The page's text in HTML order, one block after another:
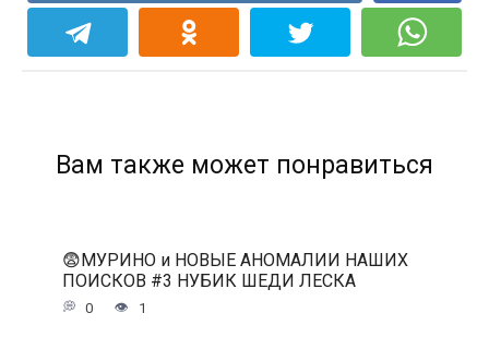
Вам также может понравиться
😨МУРИНО и НОВЫЕ АНОМАЛИИ НАШИХ
ПОИСКОВ #3 НУБИК ШЕДИ ЛЕСКА
0 1